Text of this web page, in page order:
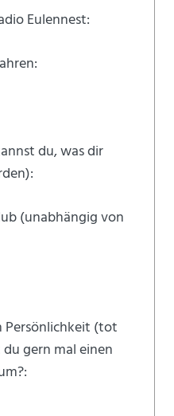
Eulennest:
du, was dir
(unabhängig von
(tot
gern mal einen